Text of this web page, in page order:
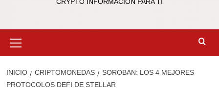
primario
INICIO CRIPTOMONEDAS
SOROBAN: LOS 4 MEJORES
PROTOCOLOS DEFI DE STELLAR